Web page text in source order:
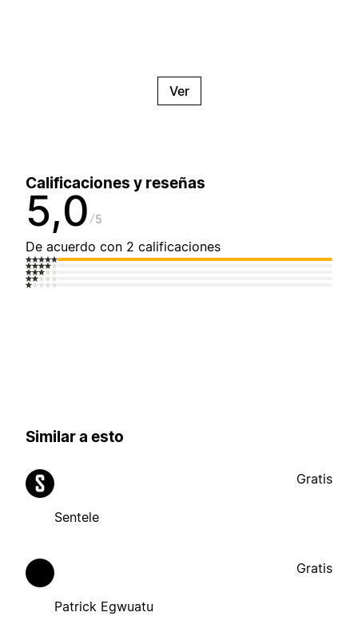
Ver
Calificaciones y reseñas
5,0 5
De acuerdo con 2 calificaciones
Similar a esto
Sentele
Gratis
Patrick Egwuatu
Gratis